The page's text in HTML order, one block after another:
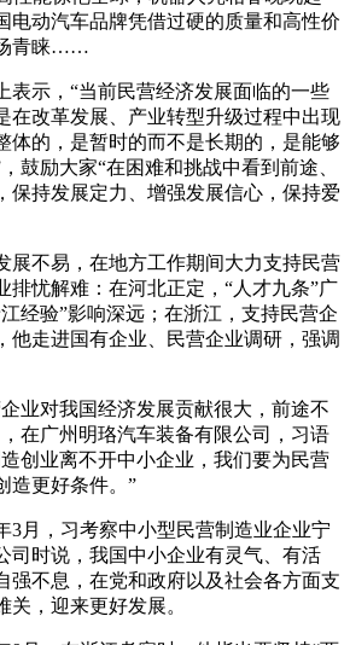
电动汽车品牌凭借过硬的质量和高性价
青睐……
示，“当前民营经济发展面临的一些
在改革发展、产业转型升级过程中出现
体的，是暂时的而不是长期的，是能够
鼓励大家“在困难和挑战中看到前途、
保持发展定力、增强发展信心，保持爱
不易，在地方工作期间大力支持民营
排忧解难：在河北正定，“人才九条”广
经验”影响深远；在浙江，支持民营企
他走进国有企业、民营企业调研，强调
对我国经济发展贡献很大，前途不
在广州明珞汽车装备有限公司，习语
创业离不开中小企业，我们要为民营
造更好条件。”
，习考察中小型民营制造业企业宁
司时说，我国中小企业有灵气、有活
强不息，在党和政府以及社会各方面支
，迎来更好发展。